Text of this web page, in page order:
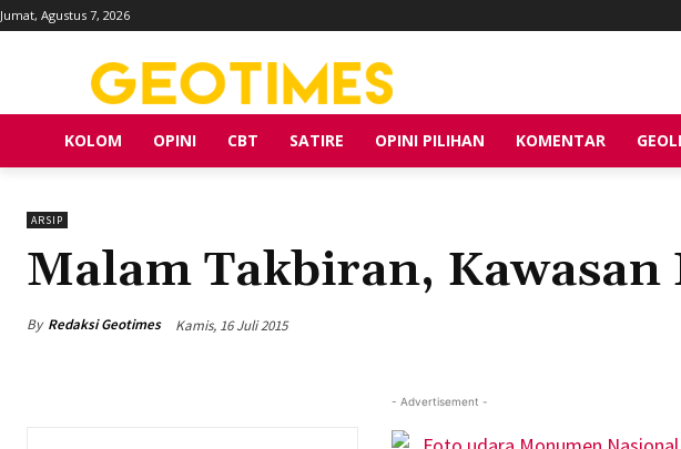
Jumat, Agustus 7, 2026
KOLOM OPINI CBT SATIRE OPINI PILIHAN KOMENTAR
ARSIP
Malam Takbiran, Kawasan
By Redaksi Geotimes Kamis, 16 Juli 2015
- Advertisement -